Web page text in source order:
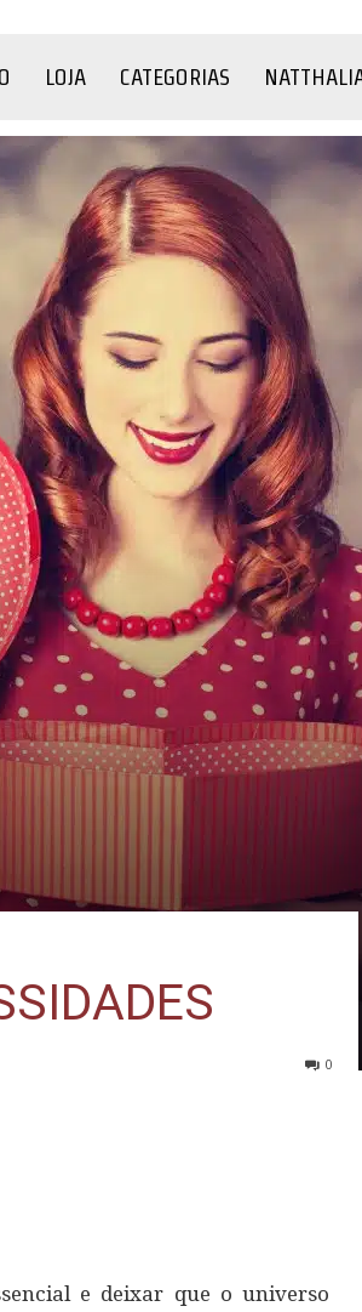
LOJA CATEGORIAS
0
e deixar que o universo